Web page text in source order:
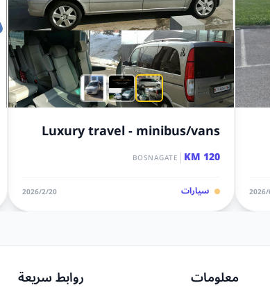
Luxury travel - minibus/vans
120 KM
|
BOSNAGATE
سيارات 20‏/2‏/2026
روابط سريعة معلومات